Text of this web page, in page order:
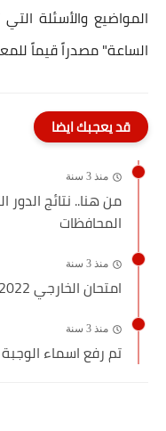
المواضيع والأسئلة
الساعة" مصدراً قيماً
قد يعجبك ايضا
منذ 3 سنة
المحافظات
منذ 3 سنة
امتحان الخارجي 2022-2023 في العراق
منذ 3 سنة
تم رفع اسماء